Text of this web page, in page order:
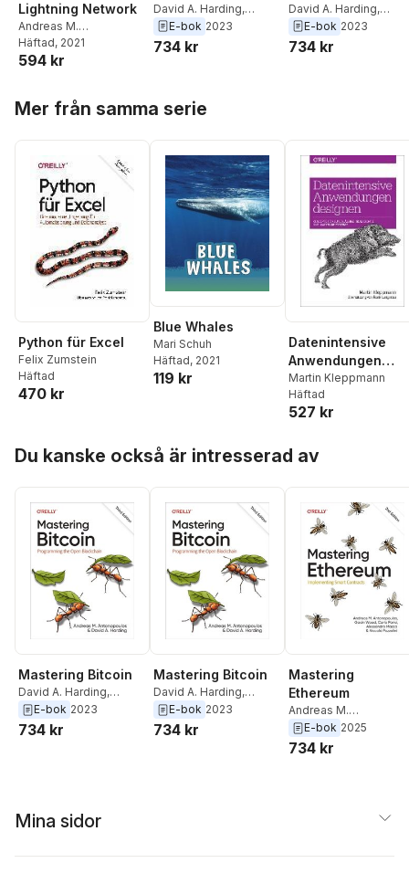
Lightning Network
Andreas M.
Antonopoulos
Pickhardt
Häftad, 2021
594 kr
David A. Harding,
Andreas M.
Antonopoulos
E-bok 2023
734 kr
David A. Harding,
Andreas M.
Antonopoulos
E-bok 2023
734 kr
Mer från samma serie
Python für Excel
Felix Zumstein
Häftad
470 kr
Blue Whales
Mari Schuh
Häftad, 2021
119 kr
Datenintensive
Anwendungen
designen
Martin Kleppmann
Häftad
527 kr
Du kanske också är intresserad av
Mastering Bitcoin
David A. Harding,
Andreas M.
Antonopoulos
E-bok 2023
734 kr
Mastering Bitcoin
David A. Harding,
Andreas M.
Antonopoulos
E-bok 2023
734 kr
Mastering
Ethereum
Andreas M.
Antonopoulos,
Wood ,Niccolo
E-bok 2025
734 kr
Mina sidor